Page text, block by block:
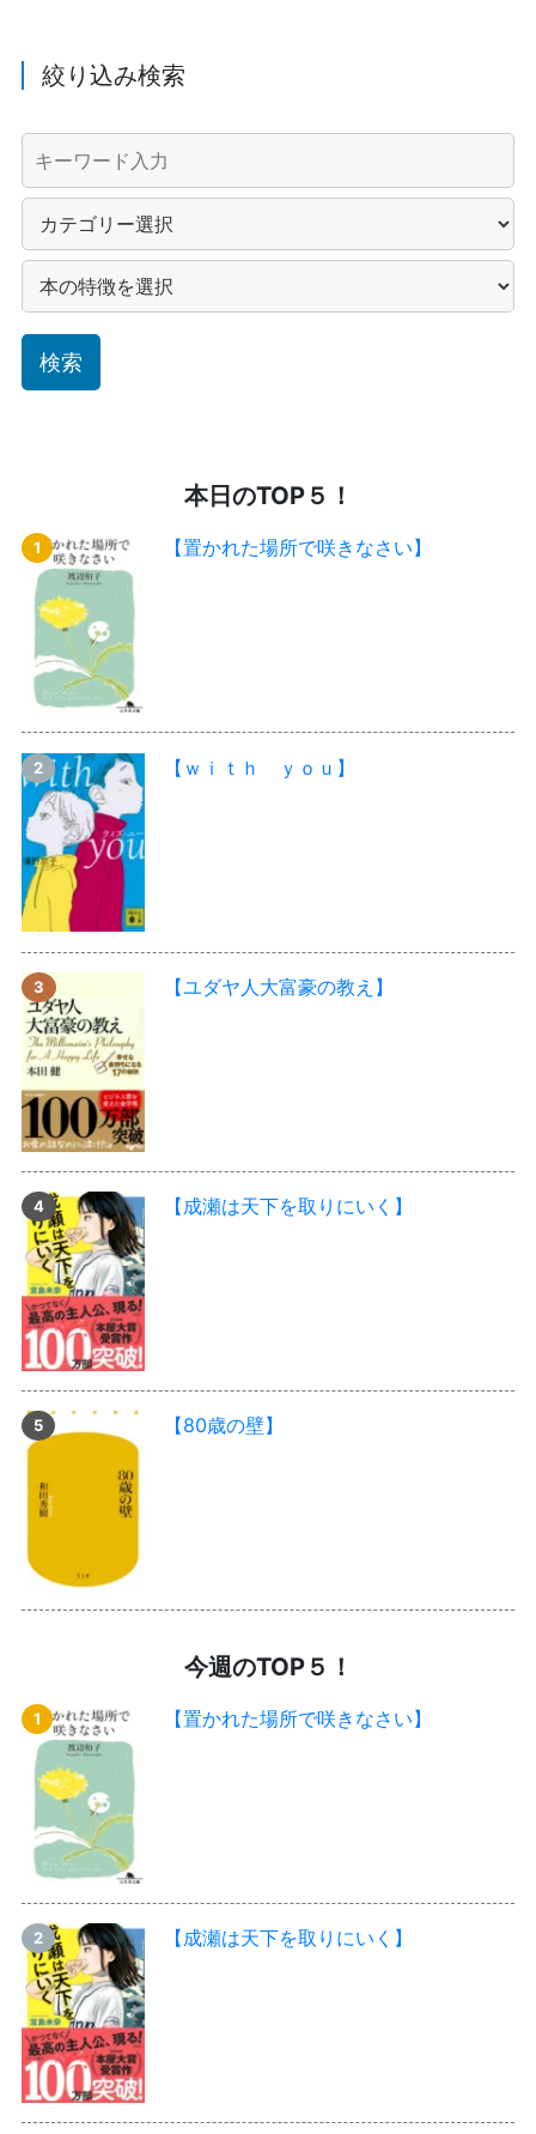
絞り込み検索
本日のTOP５！
【置かれた場所で咲きなさい】
【ｗｉｔｈ ｙｏｕ】
【ユダヤ人大富豪の教え】
【成瀬は天下を取りにいく】
【80歳の壁】
今週のTOP５！
【置かれた場所で咲きなさい】
【成瀬は天下を取りにいく】